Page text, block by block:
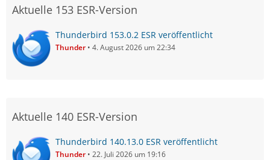
Aktuelle 153 ESR-Version
Thunderbird 153.0.2 ESR veröffentlicht
Thunder 4. August 2026 um 22:34
Aktuelle 140 ESR-Version
Thunderbird 140.13.0 ESR veröffentlicht
Thunder 22. Juli 2026 um 19:16